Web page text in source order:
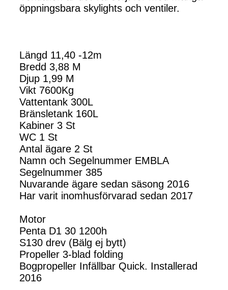
öppningsbara skylights och ventiler.
Längd 11,40 -12m
Bredd 3,88 M
Djup 1,99 M
Vikt 7600Kg
Vattentank 300L
Bränsletank 160L
Kabiner 3 St
WC 1 St
Antal ägare 2 St
Namn och Segelnummer EMBLA
Segelnummer 385
Nuvarande ägare sedan säsong 2016
Har varit inomhusförvarad sedan 2017
Motor
Penta D1 30 1200h
S130 drev (Bälg ej bytt)
Propeller 3-blad folding
Bogpropeller Infällbar Quick. Installerad
2016